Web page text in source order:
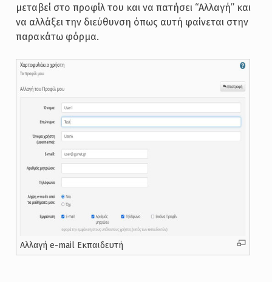
μεταβεί στο προφίλ του και να πατήσει “Αλλαγή” και
να αλλάξει την διεύθυνση όπως αυτή φαίνεται στην
παρακάτω φόρμα.
Αλλαγή e-mail Εκπαιδευτή